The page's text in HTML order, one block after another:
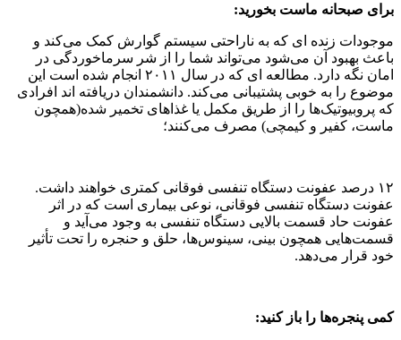
برای صبحانه ماست بخورید:
موجودات زنده ای که به ناراحتی سیستم گوارش کمک می‌کند و
باعث بهبود آن می‌شود می‌تواند شما را از شر سرماخوردگی در
امان نگه دارد. مطالعه ای که در سال ۲۰۱۱ انجام شده است این
موضوع را به خوبی پشتیبانی می‌کند. دانشمندان دریافته اند افرادی
که پروبیوتیک‌ها را از طریق مکمل یا غذاهای تخمیر شده(همچون
ماست، کفیر و کیمچی) مصرف می‌کنند؛
۱۲ درصد عفونت دستگاه تنفسی فوقانی کمتری خواهند داشت.
عفونت دستگاه تنفسی فوقانی، نوعی بیماری است که در اثر
عفونت حاد قسمت بالایی دستگاه تنفسی به وجود می‌آید و
قسمت‌هایی همچون بینی، سینوس‌ها، حلق و حنجره را تحت تأثیر
خود قرار می‌دهد.
کمی پنجره‌ها را باز کنید: